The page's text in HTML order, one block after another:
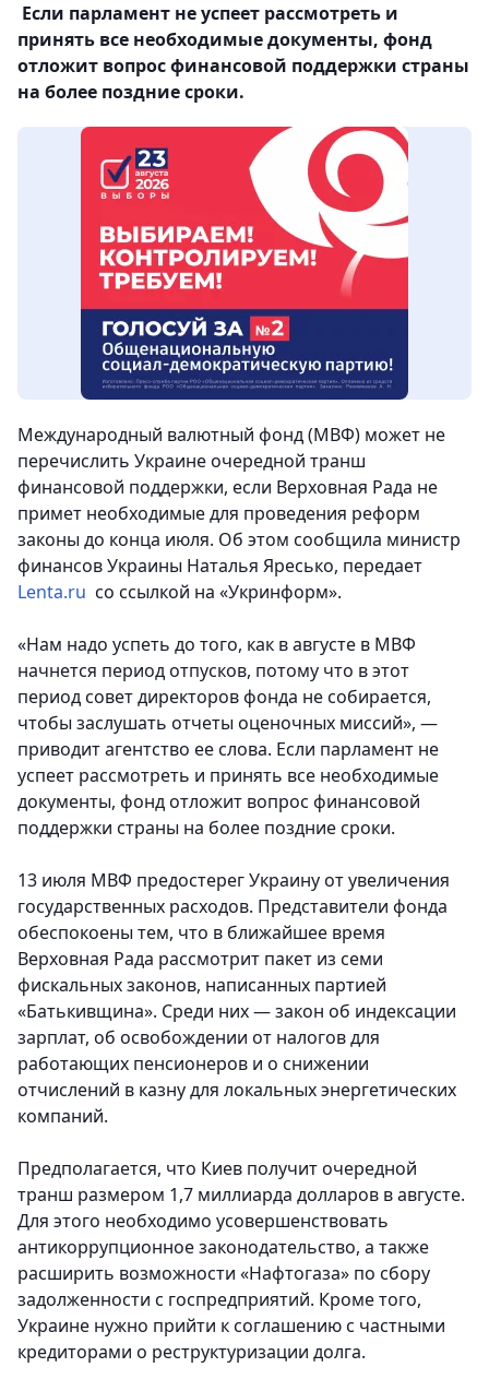
Если парламент не успеет рассмотреть и
принять все необходимые документы, фонд
отложит вопрос финансовой поддержки страны
на более поздние сроки.
Международный валютный фонд (МВФ) может не
перечислить Украине очередной транш
финансовой поддержки, если Верховная Рада не
примет необходимые для проведения реформ
законы до конца июля. Об этом сообщила министр
финансов Украины Наталья Яресько, передает
Lenta.ru со ссылкой на «Укринформ».
«Нам надо успеть до того, как в августе в МВФ
начнется период отпусков, потому что в этот
период совет директоров фонда не собирается,
чтобы заслушать отчеты оценочных миссий», —
приводит агентство ее слова. Если парламент не
успеет рассмотреть и принять все необходимые
документы, фонд отложит вопрос финансовой
поддержки страны на более поздние сроки.
13 июля МВФ предостерег Украину от увеличения
государственных расходов. Представители фонда
обеспокоены тем, что в ближайшее время
Верховная Рада рассмотрит пакет из семи
фискальных законов, написанных партией
«Батькивщина». Среди них — закон об индексации
зарплат, об освобождении от налогов для
работающих пенсионеров и о снижении
отчислений в казну для локальных энергетических
компаний.
Предполагается, что Киев получит очередной
транш размером 1,7 миллиарда долларов в августе.
Для этого необходимо усовершенствовать
антикоррупционное законодательство, а также
расширить возможности «Нафтогаза» по сбору
задолженности с госпредприятий. Кроме того,
Украине нужно прийти к соглашению с частными
кредиторами о реструктуризации долга.